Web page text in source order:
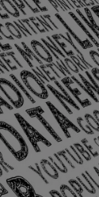
Santo